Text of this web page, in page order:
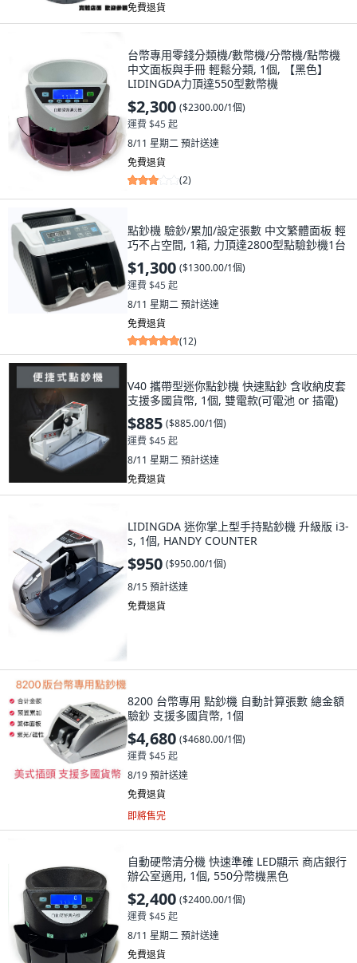
免費退貨
台幣專用零錢分類機/數幣機/分幣機/點幣機
中文面板與手冊 輕鬆分類, 1個, 【黑色】
LIDINGDA力頂達550型數幣機
$2,300 ($2300.00/1個)
運費 $45 起
8/11 星期二預計送達
免費退貨
(2)
點鈔機 驗鈔/累加/設定張數 中文繁體面板 輕
巧不占空間, 1箱, 力頂達2800型點驗鈔機1台
$1,300 ($1300.00/1個)
運費 $45 起
8/11 星期二預計送達
免費退貨
(12)
V40 攜帶型迷你點鈔機 快速點鈔 含收納皮套
支援多國貨幣, 1個, 雙電款(可電池 or 插電)
$885 ($885.00/1個)
運費 $45 起
8/11 星期二預計送達
免費退貨
LIDINGDA 迷你掌上型手持點鈔機 升級版 i3-
s, 1個, HANDY COUNTER
$950 ($950.00/1個)
8/15預計送達
免費退貨
8200 台幣專用 點鈔機 自動計算張數 總金額
驗鈔 支援多國貨幣, 1個
$4,680 ($4680.00/1個)
運費 $45 起
8/19預計送達
免費退貨
即將售完
自動硬幣清分機 快速準確 LED顯示 商店銀行
辦公室適用, 1個, 550分幣機黑色
$2,400 ($2400.00/1個)
運費 $45 起
8/11 星期二預計送達
免費退貨